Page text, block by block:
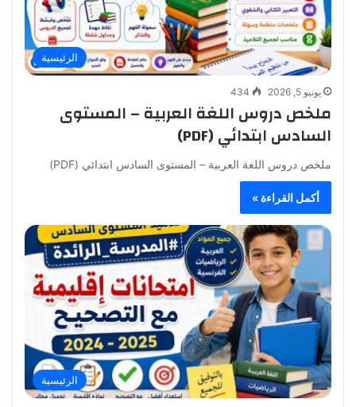
الرئيسية
يونيو 5, 2026 434
ملخص دروس اللغة العربية – المستوى
السادس ابتدائي (PDF)
ملخص دروس اللغة العربية – المستوى السادس ابتدائي (PDF)
أكمل القراءة »
الرئيسية